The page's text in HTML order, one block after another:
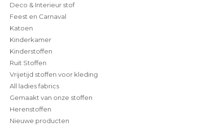
Deco & Interieur stof
Feest en Carnaval
Katoen
Kinderkamer
Kinderstoffen
Ruit Stoffen
Vrijetijd stoffen voor kleding
All ladies fabrics
Gemaakt van onze stoffen
Herenstoffen
Nieuwe producten